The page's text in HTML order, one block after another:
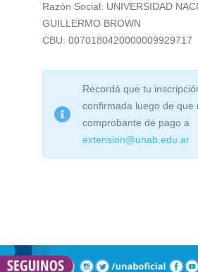
Razón Social: UNIVERSIDAD
GUILLERMO BROWN
CBU: 0070180420000009929717
Recordá que tu
confirmada luego de que
comprobante de pago a
extension@unab.edu.ar